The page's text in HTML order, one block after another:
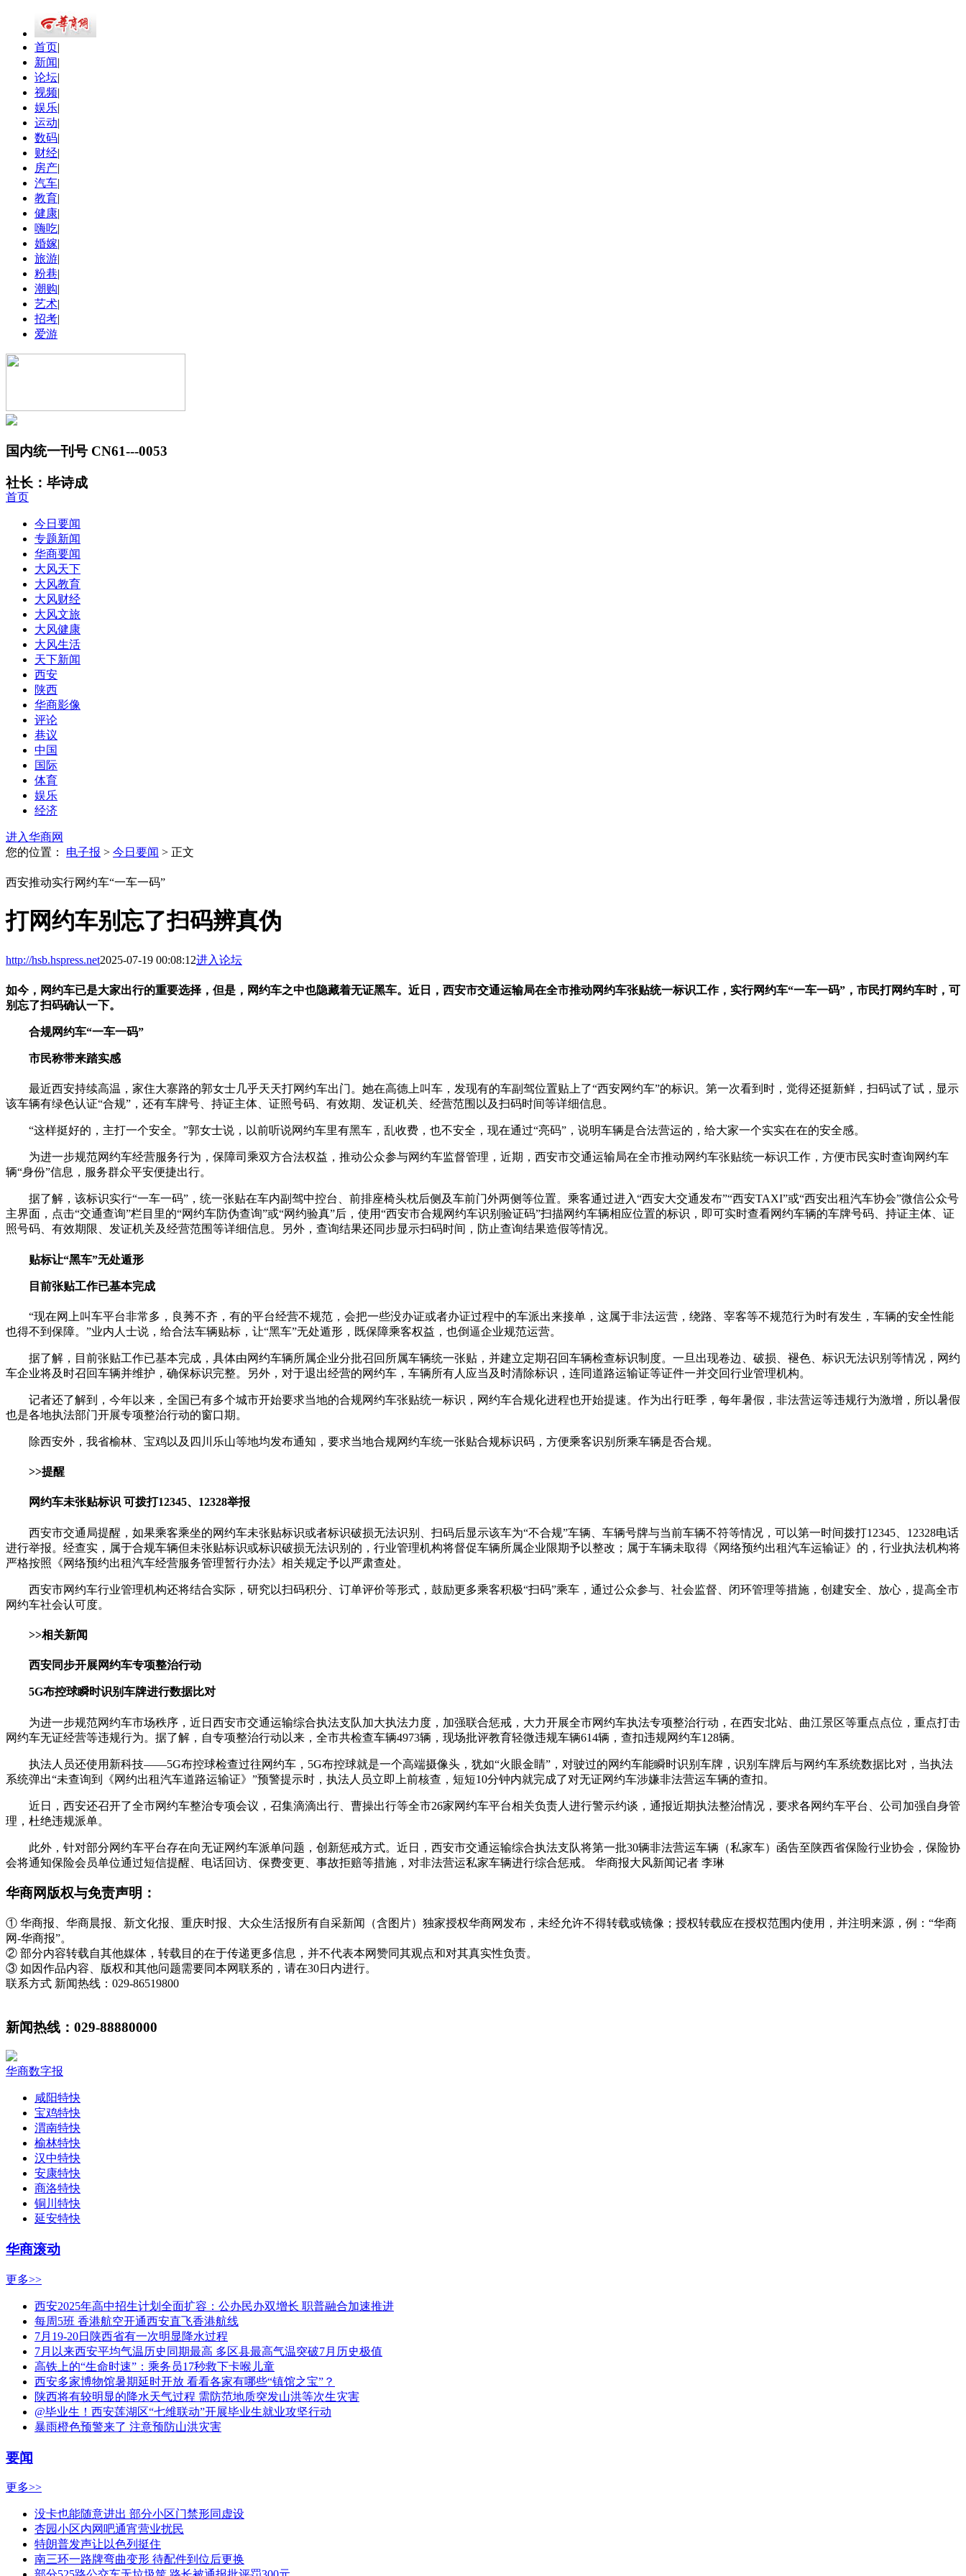
首页|
新闻|
论坛|
视频|
娱乐|
运动|
数码|
财经|
房产|
汽车|
教育|
健康|
嗨吃|
婚嫁|
旅游|
粉巷|
潮购|
艺术|
招考|
爱游
国内统一刊号 CN61---0053
社长：毕诗成
首页
今日要闻
专题新闻
华商要闻
大风天下
大风教育
大风财经
大风文旅
大风健康
大风生活
天下新闻
西安
陕西
华商影像
评论
巷议
中国
国际
体育
娱乐
经济
进入华商网
您的位置： 电子报 > 今日要闻 > 正文
西安推动实行网约车“一车一码”
打网约车别忘了扫码辨真伪
http://hsb.hspress.net2025-07-19 00:08:12进入论坛
如今，网约车已是大家出行的重要选择，但是，网约车之中也隐藏着无证黑车。近日，西安市交通运输局在全市推动网约车张贴统一标识工作，实行网约车“一车一码”，市民打网约车时，可
别忘了扫码确认一下。
合规网约车“一车一码”
市民称带来踏实感
最近西安持续高温，家住大寨路的郭女士几乎天天打网约车出门。她在高德上叫车，发现有的车副驾位置贴上了“西安网约车”的标识。第一次看到时，觉得还挺新鲜，扫码试了试，显示
该车辆有绿色认证“合规”，还有车牌号、持证主体、证照号码、有效期、发证机关、经营范围以及扫码时间等详细信息。
“这样挺好的，主打一个安全。”郭女士说，以前听说网约车里有黑车，乱收费，也不安全，现在通过“亮码”，说明车辆是合法营运的，给大家一个实实在在的安全感。
为进一步规范网约车经营服务行为，保障司乘双方合法权益，推动公众参与网约车监督管理，近期，西安市交通运输局在全市推动网约车张贴统一标识工作，方便市民实时查询网约车
辆“身份”信息，服务群众平安便捷出行。
据了解，该标识实行“一车一码”，统一张贴在车内副驾中控台、前排座椅头枕后侧及车前门外两侧等位置。乘客通过进入“西安大交通发布”“西安TAXI”或“西安出租汽车协会”微信公众号
主界面，点击“交通查询”栏目里的“网约车防伪查询”或“网约验真”后，使用“西安市合规网约车识别验证码”扫描网约车辆相应位置的标识，即可实时查看网约车辆的车牌号码、持证主体、证
照号码、有效期限、发证机关及经营范围等详细信息。另外，查询结果还同步显示扫码时间，防止查询结果造假等情况。
贴标让“黑车”无处遁形
目前张贴工作已基本完成
“现在网上叫车平台非常多，良莠不齐，有的平台经营不规范，会把一些没办证或者办证过程中的车派出来接单，这属于非法运营，绕路、宰客等不规范行为时有发生，车辆的安全性能
也得不到保障。”业内人士说，给合法车辆贴标，让“黑车”无处遁形，既保障乘客权益，也倒逼企业规范运营。
据了解，目前张贴工作已基本完成，具体由网约车辆所属企业分批召回所属车辆统一张贴，并建立定期召回车辆检查标识制度。一旦出现卷边、破损、褪色、标识无法识别等情况，网约
车企业将及时召回车辆并维护，确保标识完整。另外，对于退出经营的网约车，车辆所有人应当及时清除标识，连同道路运输证等证件一并交回行业管理机构。
记者还了解到，今年以来，全国已有多个城市开始要求当地的合规网约车张贴统一标识，网约车合规化进程也开始提速。作为出行旺季，每年暑假，非法营运等违规行为激增，所以暑假
也是各地执法部门开展专项整治行动的窗口期。
除西安外，我省榆林、宝鸡以及四川乐山等地均发布通知，要求当地合规网约车统一张贴合规标识码，方便乘客识别所乘车辆是否合规。
>>提醒
网约车未张贴标识 可拨打12345、12328举报
西安市交通局提醒，如果乘客乘坐的网约车未张贴标识或者标识破损无法识别、扫码后显示该车为“不合规”车辆、车辆号牌与当前车辆不符等情况，可以第一时间拨打12345、12328电话
进行举报。经查实，属于合规车辆但未张贴标识或标识破损无法识别的，行业管理机构将督促车辆所属企业限期予以整改；属于车辆未取得《网络预约出租汽车运输证》的，行业执法机构将
严格按照《网络预约出租汽车经营服务管理暂行办法》相关规定予以严肃查处。
西安市网约车行业管理机构还将结合实际，研究以扫码积分、订单评价等形式，鼓励更多乘客积极“扫码”乘车，通过公众参与、社会监督、闭环管理等措施，创建安全、放心，提高全市
网约车社会认可度。
>>相关新闻
西安同步开展网约车专项整治行动
5G布控球瞬时识别车牌进行数据比对
为进一步规范网约车市场秩序，近日西安市交通运输综合执法支队加大执法力度，加强联合惩戒，大力开展全市网约车执法专项整治行动，在西安北站、曲江景区等重点点位，重点打击
网约车无证经营等违规行为。据了解，自专项整治行动以来，全市共检查车辆4973辆，现场批评教育轻微违规车辆614辆，查扣违规网约车128辆。
执法人员还使用新科技——5G布控球检查过往网约车，5G布控球就是一个高端摄像头，犹如“火眼金睛”，对驶过的网约车能瞬时识别车牌，识别车牌后与网约车系统数据比对，当执法
系统弹出“未查询到《网约出租汽车道路运输证》”预警提示时，执法人员立即上前核查，短短10分钟内就完成了对无证网约车涉嫌非法营运车辆的查扣。
近日，西安还召开了全市网约车整治专项会议，召集滴滴出行、曹操出行等全市26家网约车平台相关负责人进行警示约谈，通报近期执法整治情况，要求各网约车平台、公司加强自身管
理，杜绝违规派单。
此外，针对部分网约车平台存在向无证网约车派单问题，创新惩戒方式。近日，西安市交通运输综合执法支队将第一批30辆非法营运车辆（私家车）函告至陕西省保险行业协会，保险协
会将通知保险会员单位通过短信提醒、电话回访、保费变更、事故拒赔等措施，对非法营运私家车辆进行综合惩戒。 华商报大风新闻记者 李琳
华商网版权与免责声明：
① 华商报、华商晨报、新文化报、重庆时报、大众生活报所有自采新闻（含图片）独家授权华商网发布，未经允许不得转载或镜像；授权转载应在授权范围内使用，并注明来源，例：“华商
网-华商报”。
② 部分内容转载自其他媒体，转载目的在于传递更多信息，并不代表本网赞同其观点和对其真实性负责。
③ 如因作品内容、版权和其他问题需要同本网联系的，请在30日内进行。
联系方式 新闻热线：029-86519800
新闻热线：029-88880000
华商数字报
咸阳特快
宝鸡特快
渭南特快
榆林特快
汉中特快
安康特快
商洛特快
铜川特快
延安特快
华商滚动
更多>>
西安2025年高中招生计划全面扩容：公办民办双增长 职普融合加速推进
每周5班 香港航空开通西安直飞香港航线
7月19-20日陕西省有一次明显降水过程
7月以来西安平均气温历史同期最高 多区县最高气温突破7月历史极值
高铁上的“生命时速”：乘务员17秒救下卡喉儿童
西安多家博物馆暑期延时开放 看看各家有哪些“镇馆之宝”？
陕西将有较明显的降水天气过程 需防范地质突发山洪等次生灾害
@毕业生！西安莲湖区“七维联动”开展毕业生就业攻坚行动
暴雨橙色预警来了 注意预防山洪灾害
要闻
更多>>
没卡也能随意进出 部分小区门禁形同虚设
杏园小区内网吧通宵营业扰民
特朗普发声让以色列挺住
南三环一路牌弯曲变形 待配件到位后更换